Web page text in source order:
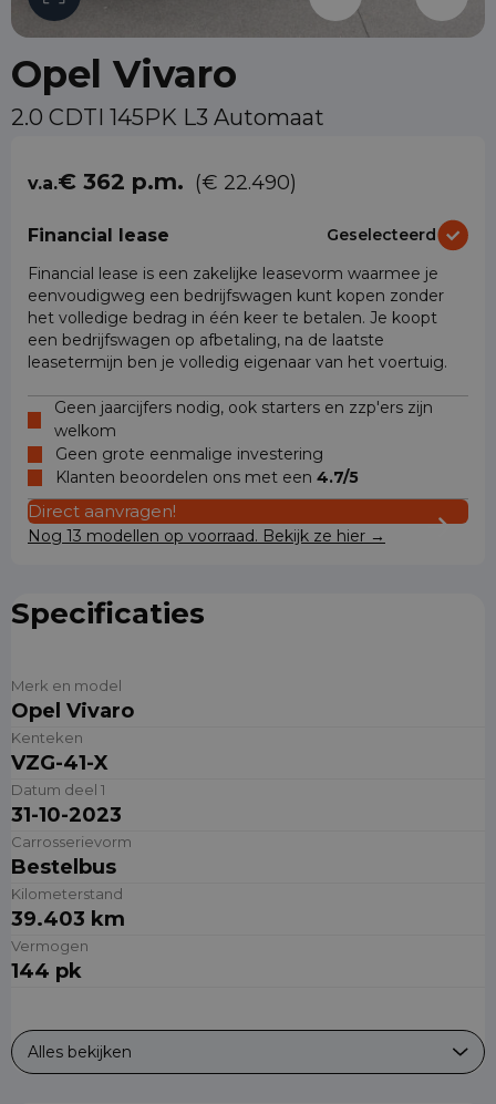
Opel Vivaro
2.0 CDTI 145PK L3 Automaat
v.a.€ 362 p.m. (€ 22.490)
Financial lease
Geselecteerd
Financial lease is een zakelijke leasevorm waarmee je
eenvoudigweg een bedrijfswagen kunt kopen zonder
het volledige bedrag in één keer te betalen. Je koopt
een bedrijfswagen op afbetaling, na de laatste
leasetermijn ben je volledig eigenaar van het voertuig.
Geen jaarcijfers nodig, ook starters en zzp'ers zijn
welkom
Geen grote eenmalige investering
Klanten beoordelen ons met een 4.7/5
Direct aanvragen!
Nog 13 modellen op voorraad. Bekijk ze hier →
Specificaties
Merk en model
Opel Vivaro
Kenteken
VZG-41-X
Datum deel 1
31-10-2023
Carrosserievorm
Bestelbus
Kilometerstand
39.403 km
Vermogen
144 pk
Alles bekijken